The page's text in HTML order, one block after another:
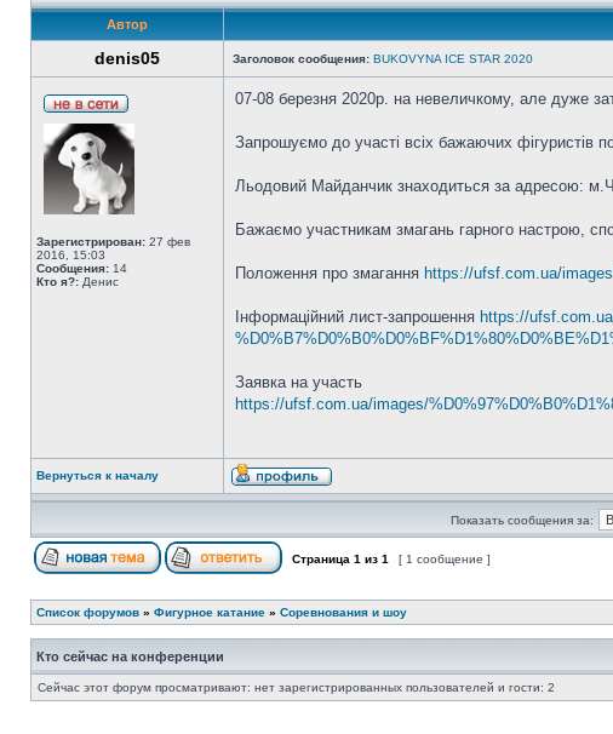
Автор
denis05 Заголовок сообщения: BUKOVYNA ICE STAR 2020
Зарегистрирован: 27 фев
2016, 15:03
Сообщения: 14
Кто я?: Денис
07-08 березня 2020р. на невеличкому, але дуже
Запрошуємо до участі всіх бажаючих фігуристів
Льодовий Майданчик знаходиться за адресою:
Бажаємо участникам змагань гарного настрою,
Положення про змагання https://ufsf.com.ua/
Інформаційний лист-запрошення https://
Заявка на участь
https://ufsf.com.ua/images/
Вернуться к началу
Показать сообщения за:
Страница 1 из 1 [ 1 сообщение ]
Список форумов » Фигурное катание » Соревнования и шоу
Кто сейчас на конференции
Сейчас этот форум просматривают: нет зарегистрированных пользователей и гости: 2